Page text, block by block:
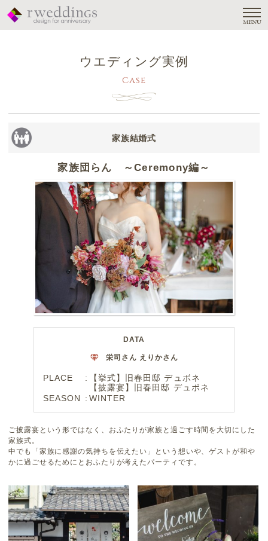
MENU
ウエディング実例
Case
家族結婚式
家族団らん ～Ceremony編～
DATA
栄司さん えりかさん
PLACE
【挙式】旧春田邸 デュボネ
【披露宴】旧春田邸 デュボネ
SEASON
WINTER
ご披露宴という形ではなく、おふたりが家族と過ごす時間を大切にした
家族式。
中でも「家族に感謝の気持ちを伝えたい」という想いや、ゲストが和や
かに過ごせるためにとおふたりが考えたパーティです。